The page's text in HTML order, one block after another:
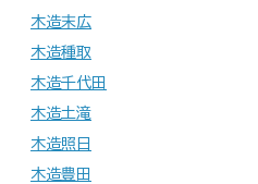
木造末広
木造種取
木造千代田
木造土滝
木造照日
木造豊田